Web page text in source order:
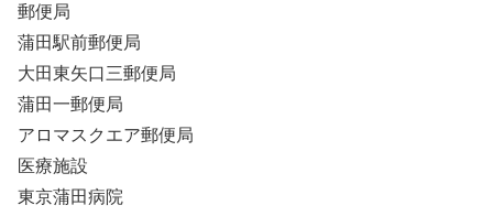
郵便局
蒲田駅前郵便局
大田東矢口三郵便局
蒲田一郵便局
アロマスクエア郵便局
医療施設
東京蒲田病院